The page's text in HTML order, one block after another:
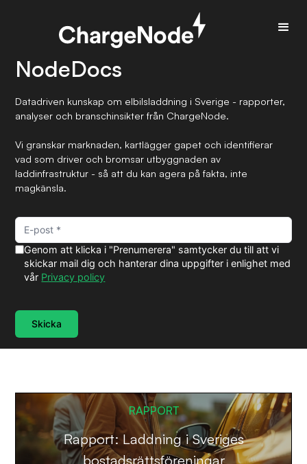
NodeDocs
Datadriven kunskap om elbilsladdning i Sverige - rapporter,
analyser och branschinsikter från ChargeNode.
Vi granskar marknaden, kartlägger gapet och identifierar
vad som driver och bromsar utbyggnaden av
laddinfrastruktur - så att du kan agera på fakta, inte
magkänsla.
Genom att klicka i "Prenumerera" samtycker du till att vi
skickar mail dig och hanterar dina uppgifter i enlighet med
vår Privacy policy
Skicka
RAPPORT
Rapport: Laddning i Sveriges
bostadsrättsföreningar